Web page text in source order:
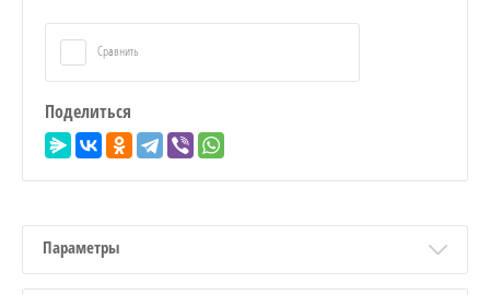
Сравнить
Поделиться
Параметры